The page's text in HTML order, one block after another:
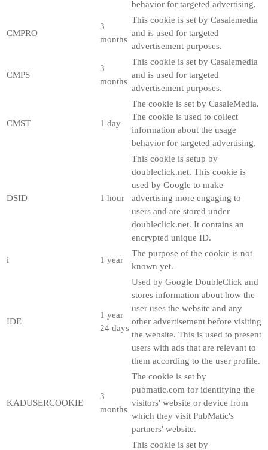
behavior for targeted advertising.
CMPRO
3
months
This cookie is set by Casalemedia
and is used for targeted
advertisement purposes.
CMPS
3
months
This cookie is set by Casalemedia
and is used for targeted
advertisement purposes.
CMST 1 day
The cookie is set by CasaleMedia.
The cookie is used to collect
information about the usage
behavior for targeted advertising.
DSID 1 hour
This cookie is setup by
doubleclick.net. This cookie is
used by Google to make
advertising more engaging to
users and are stored under
doubleclick.net. It contains an
encrypted unique ID.
i 1 year
The purpose of the cookie is not
known yet.
IDE
1 year
24 days
Used by Google DoubleClick and
stores information about how the
user uses the website and any
other advertisement before visiting
the website. This is used to present
users with ads that are relevant to
them according to the user profile.
KADUSERCOOKIE
3
months
The cookie is set by
pubmatic.com for identifying the
visitors' website or device from
which they visit PubMatic's
partners' website.
This cookie is set by